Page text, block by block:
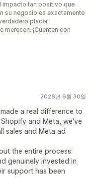
impacto tan positivo que
su negocio es exactamente
placer
¡Cuenten con
2026년 6월 30일
a real difference to
and Meta, we've
sales and Meta ad
the entire process:
genuinely invested in
support has been